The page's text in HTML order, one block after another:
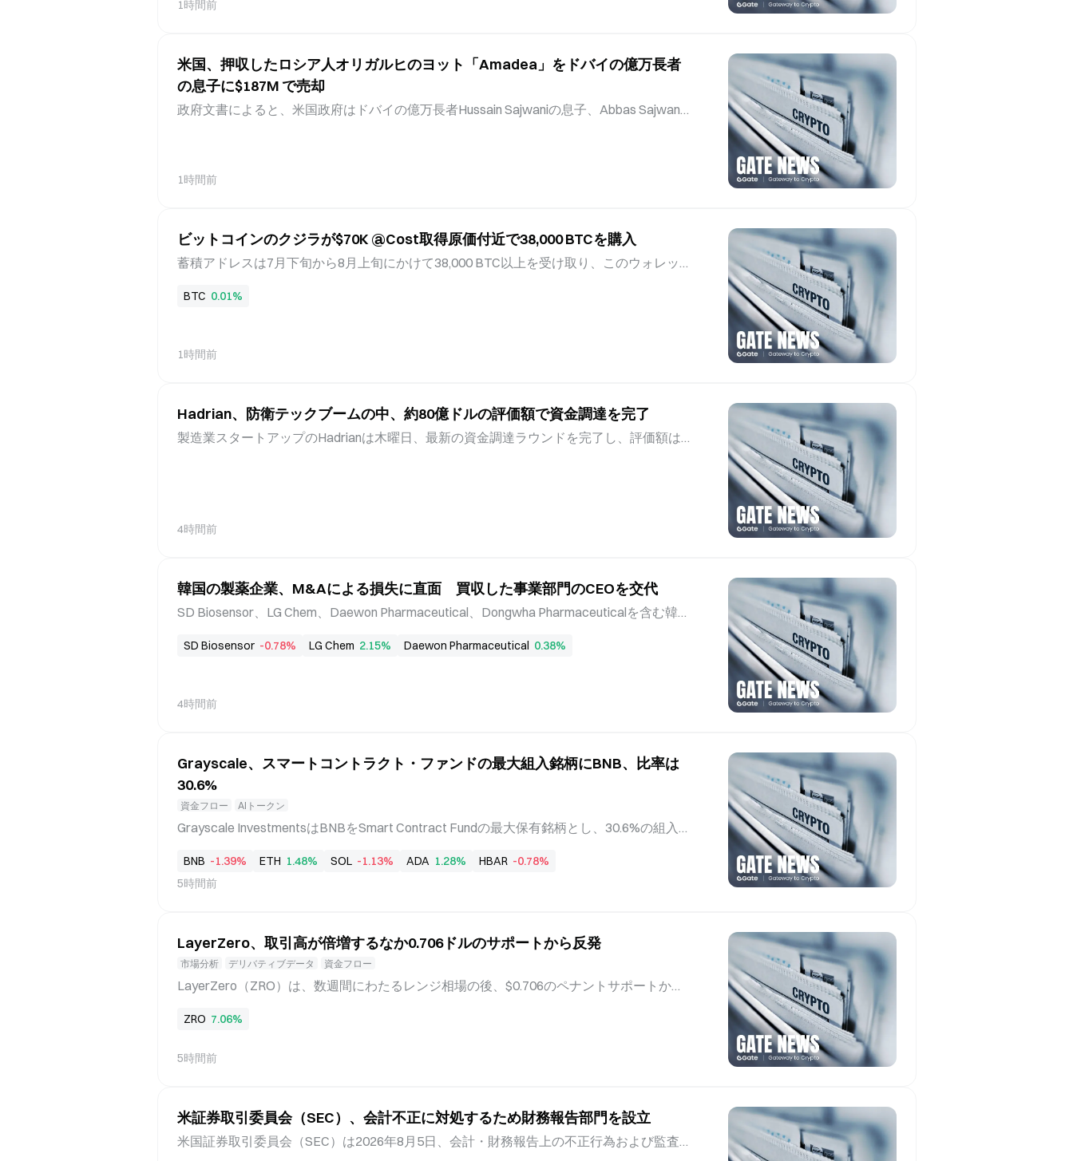
見出しとなるアクティブトレーダー数よりも顧客維持が経済的に重要になっているため
nanceFeedsに語った。上場ブローカーは通常、各決算期に新規入金口座数と取引量を報
告する一方、事業者は社内で、マーケティング支出が長期的な顧客関係を生み出している
のか、それとも離脱するトレーダーを単に補充しているだけなのかを判断するため、2回
1時間前
米国、押収したロシア人オリガルヒのヨット「Amadea」をドバイの億万長者
の息子に$187M で売却
政府文書によると、米国政府はドバイの億万長者Hussain Sajwaniの息子、Abbas Sajwani
局が実施した。Hussain Sajwaniの会社DAMAC Propertiesは2013年以降、Trump Organiza
はいずれもコメント要請に応じなかった。司法省とホワイトハウスはコメントを控えた。
米国政府、2022年にロシアのオリガルヒからAmadeaを押収 2022年、米国はロシアのオ
は、ロシアの
1時間前
ビットコインのクジラが$70K @Cost取得原価付近で38,000 BTCを購入
蓄積アドレスは7月下旬から8月上旬にかけて38,000 BTC以上を受け取り、このウォレッ
取引され、これらのアドレスの推定平均取得価格である約70,000ドルを下回っていた時期
とする動きを反映している可能性があると述べました。蓄積アドレスは一般的に、BTCを
期に強い需要があることを示していますが、ウォレットの動きだけでは投資家の意図を確
実に判断することはできません。 蓄積アドレス、7月下旬から8月上旬に38,000 BTC以上
BTC 0.01%
1時間前
Hadrian、防衛テックブームの中、約80億ドルの評価額で資金調達を完了
製造業スタートアップのHadrianは木曜日、最新の資金調達ラウンドを完了し、評価額は
ることを反映している。 Hadrianのテクノロジーが防衛製造を支える Hadrianは、防衛・
して率直に言えば、潜水艦、弾薬、ドローン産業基盤など、国内が抱える膨大な生産上の
課題に先手を打つために、大規模な投資を行えるようになる」と述べた。 同社のOpusソ
4時間前
韓国の製薬企業、M&Aによる損失に直面 買収した事業部門のCEOを交代
SD Biosensor、LG Chem、Daewon Pharmaceutical、Dongwha Pharmaceuticalを含む韓
いる。各社は新規事業や海外市場への進出を目的とした買収に最大で数兆ウォンを投じた
D Biosensor、Meridianの事業再編に5,720億ウォンを注入 SD Biosensorは今年、米国の診
に参加した金融投資家が投資資金を回収するためプットオプションを行使したことを受
け、SD Biosensorは3,081億ウォン相当の転換社債を全額取得した。 SD Biosensorは2023
年にMeridianを約2兆ウォンで買
SD Biosensor -0.78% LG Chem 2.15% Daewon Pharmaceutical 0.38%
4時間前
Grayscale、スマートコントラクト・ファンドの最大組入銘柄にBNB、比率は
30.6%
資金フロー AIトークン
Grayscale InvestmentsはBNBをSmart Contract Fundの最大保有銘柄とし、30.6%の組入
資産運用会社が8月5日に発表した、8月3日付で適用された第2四半期のリバランスで行わ
れた。Grayscaleは新たなBNBポジションの資金を確保するため、既存の複数の保有銘柄
提供しており、四半期ごとの見直しで指数ルールに沿って保有銘柄を調整している。 BN
B、30.6%の組入比率でSmart Contract Fundに加わる 前回のリバランスでは、Ethereum
が30.14%で首位となり、Solanaが29.69%で僅差の2位につけていた。Cardanoは約18%で
れ、Ethereumは29.47%、Sola
BNB -1.39% ETH 1.48% SOL -1.13% ADA 1.28% HBAR -0.78%
5時間前
LayerZero、取引高が倍増するなか0.706ドルのサポートから反発
市場分析 デリバティブデータ 資金フロー
LayerZero（ZRO）は、数週間にわたるレンジ相場の後、$0.706のペナントサポートから
いパターンが維持され、買い手は下限を繰り返し防衛しました。トークンが重要なレジス
テクニカルな値動きに対する市場の関心が再び高まっていることを示しました。 クジラ
ち合いパターン内の重要なテクニカルレジスタンス水準に近づいたタイミングで発生しま
した。 先物市場における平均注文サイズのデータは、現在の取引価格帯でクジラの参加
ZRO 7.06%
5時間前
米証券取引委員会（SEC）、会計不正に対処するため財務報告部門を設立
米国証券取引委員会（SEC）は2026年8月5日、会計・財務報告上の不正行為および監査